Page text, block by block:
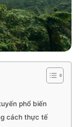
phổ biến
cách thực tế